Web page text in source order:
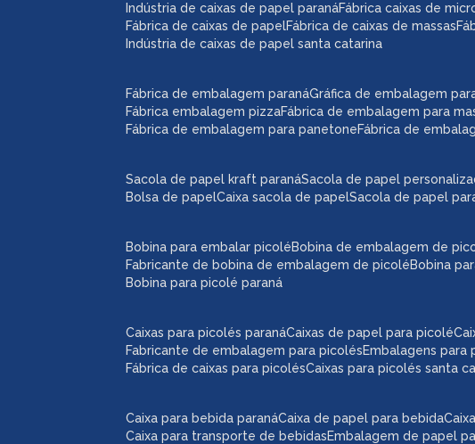
bobina para embalar picolé
bobina de embalagem de
fabricante de bobina de embalagem de picolé
bobina
bobina para picolé paraná
caixas de papel para picolé
fabricante de embalagem para picolés embalagens
fábrica de caixas para picolés caixas para picolés santa
caixas para picolés paraná
caixa de papel para bebida
caixa para transporte de bebidas embalagem de papel
caixa para bebida paraná
fábrica caixas de
fábrica de caixas de papel fábrica de caixas de massas
indústria de caixas de papel santa catarina
indústria de caixas de papel paraná
gráfica de embalagem
fábrica de embalagem para
fábrica de embalagem para panetone
fábrica embalagem pizza
fábrica de
fábrica de embalagem paraná
sacola de papel
bolsa de papel
caixa sacola de papel sacola de papel
sacola de papel kraft paraná